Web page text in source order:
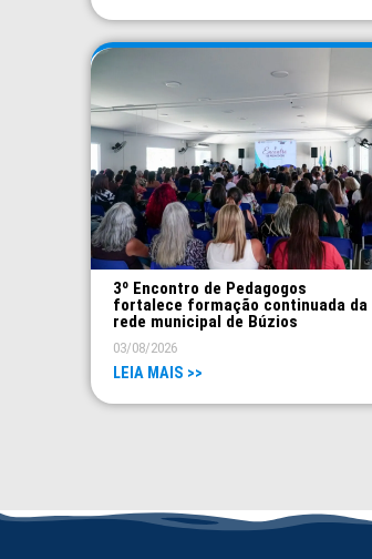
3º Encontro de Pedagogos
fortalece formação continuada da
rede municipal de Búzios
03/08/2026
LEIA MAIS >>